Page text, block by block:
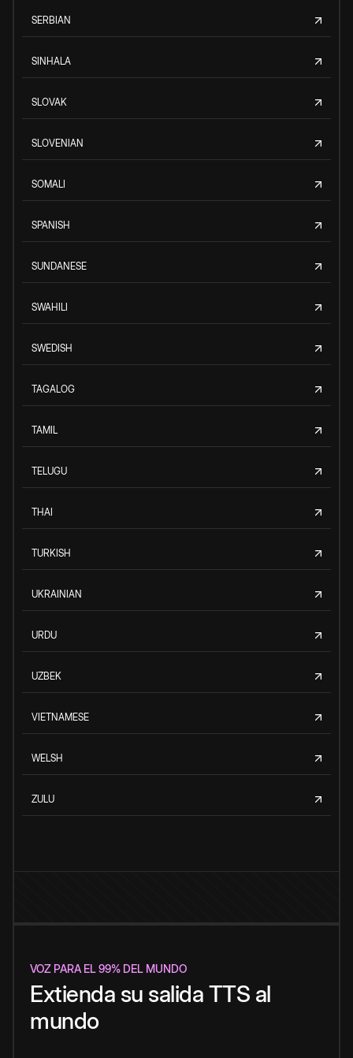
SERBIAN
SINHALA
SLOVAK
SLOVENIAN
SOMALI
SPANISH
SUNDANESE
SWAHILI
SWEDISH
TAGALOG
TAMIL
TELUGU
THAI
TURKISH
UKRAINIAN
URDU
UZBEK
VIETNAMESE
WELSH
ZULU
VOZ PARA EL 99% DEL MUNDO
Extienda su salida TTS al
mundo